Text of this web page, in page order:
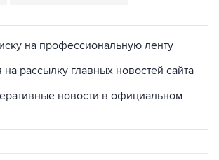
на профессиональную ленту
на рассылку главных новостей сайта
новости в официальном